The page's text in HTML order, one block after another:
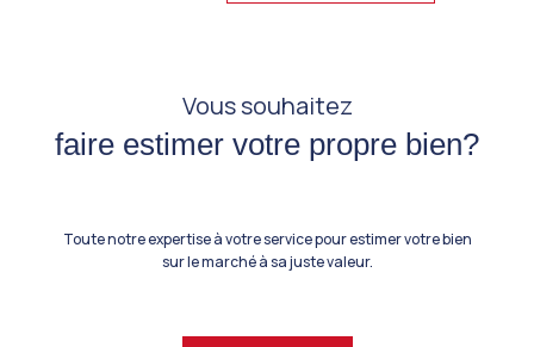
Vous souhaitez
faire estimer votre propre bien?
Toute notre expertise à votre service pour estimer votre bien
sur le marché à sa juste valeur.